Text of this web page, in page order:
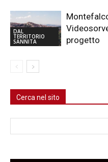
DAL
TERRITORIO
SANNITA
progetto
Cerca nel sito